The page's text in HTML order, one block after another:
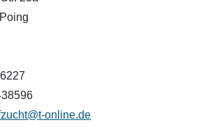
online.de
Schaf